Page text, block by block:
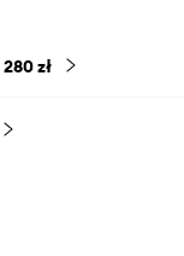
280 zł